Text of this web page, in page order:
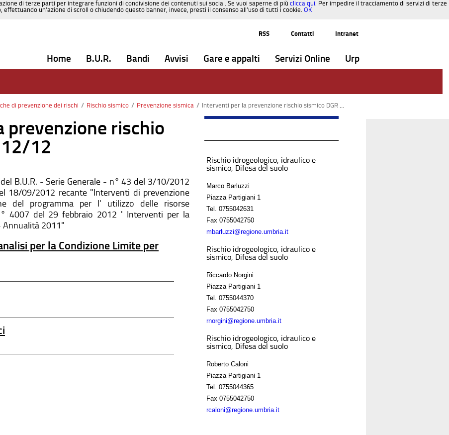
di terze parti per integrare funzioni di condivisione dei contenuti sui social. Se vuoi saperne di più clicca qui. Per impedire il tracciamento di servizi di terze
effettuando un’azione di scroll o chiudendo questo banner, invece, presti il consenso all’uso di tutti i cookie. OK
RSS
Contatti Intranet
Home B.U.R. Bandi Avvisi Gare e appalti Servizi Online Urp
di prevenzione dei rischi / Rischio sismico / Prevenzione sismica / Interventi per la prevenzione rischio sismico DGR 1112/12
prevenzione rischio
12
B.U.R. - Serie Generale - n° 43 del 3/10/2012
18/09/2012 recante "Interventi di prevenzione
del programma per l' utilizzo delle risorse
4007 del 29 febbraio 2012 ' Interventi per la
Annualità 2011"
per la Condizione Limite per
Rischio idrogeologico, idraulico e
sismico, Difesa del suolo
Marco Barluzzi
Piazza Partigiani 1
Tel.
0755042631
Fax 0755042750
mbarluzzi@regione.umbria.it
Rischio idrogeologico, idraulico e
sismico, Difesa del suolo
Riccardo Norgini
Piazza Partigiani 1
Tel.
0755044370
Fax 0755042750
rnorgini@regione.umbria.it
Rischio idrogeologico, idraulico e
sismico, Difesa del suolo
Roberto Caloni
Piazza Partigiani 1
Tel.
0755044365
Fax 0755042750
rcaloni@regione.umbria.it